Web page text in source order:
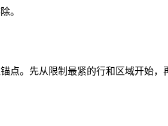
。
点。先从限制最紧的行和区域开始，